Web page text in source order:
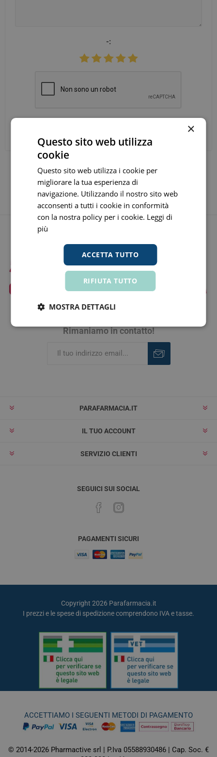
-:
Rimaniamo in contatto!
PARAFARMACIA.IT
IL TUO ACCOUNT
SERVIZIO CLIENTI
SEGUICI SUI SOCIAL
PAGAMENTI SICURI
Copyright 2026 Parafarmacia.it
I prezzi e le spese di spedizione comprendono IVA e tasse.
ACCETTIAMO I SEGUENTI METODI DI PAGAMENTO
© 2014-2026 Pharmactive srl | P.Iva 05588930486 | Cap. Soc. €
×
Questo sito web utilizza
cookie
Questo sito web utilizza i cookie per
migliorare la tua esperienza di
navigazione. Utilizzando il nostro sito web
acconsenti a tutti i cookie in conformità
con la nostra policy per i cookie. Leggi di
più
ACCETTA TUTTO
RIFIUTA TUTTO
MOSTRA DETTAGLI